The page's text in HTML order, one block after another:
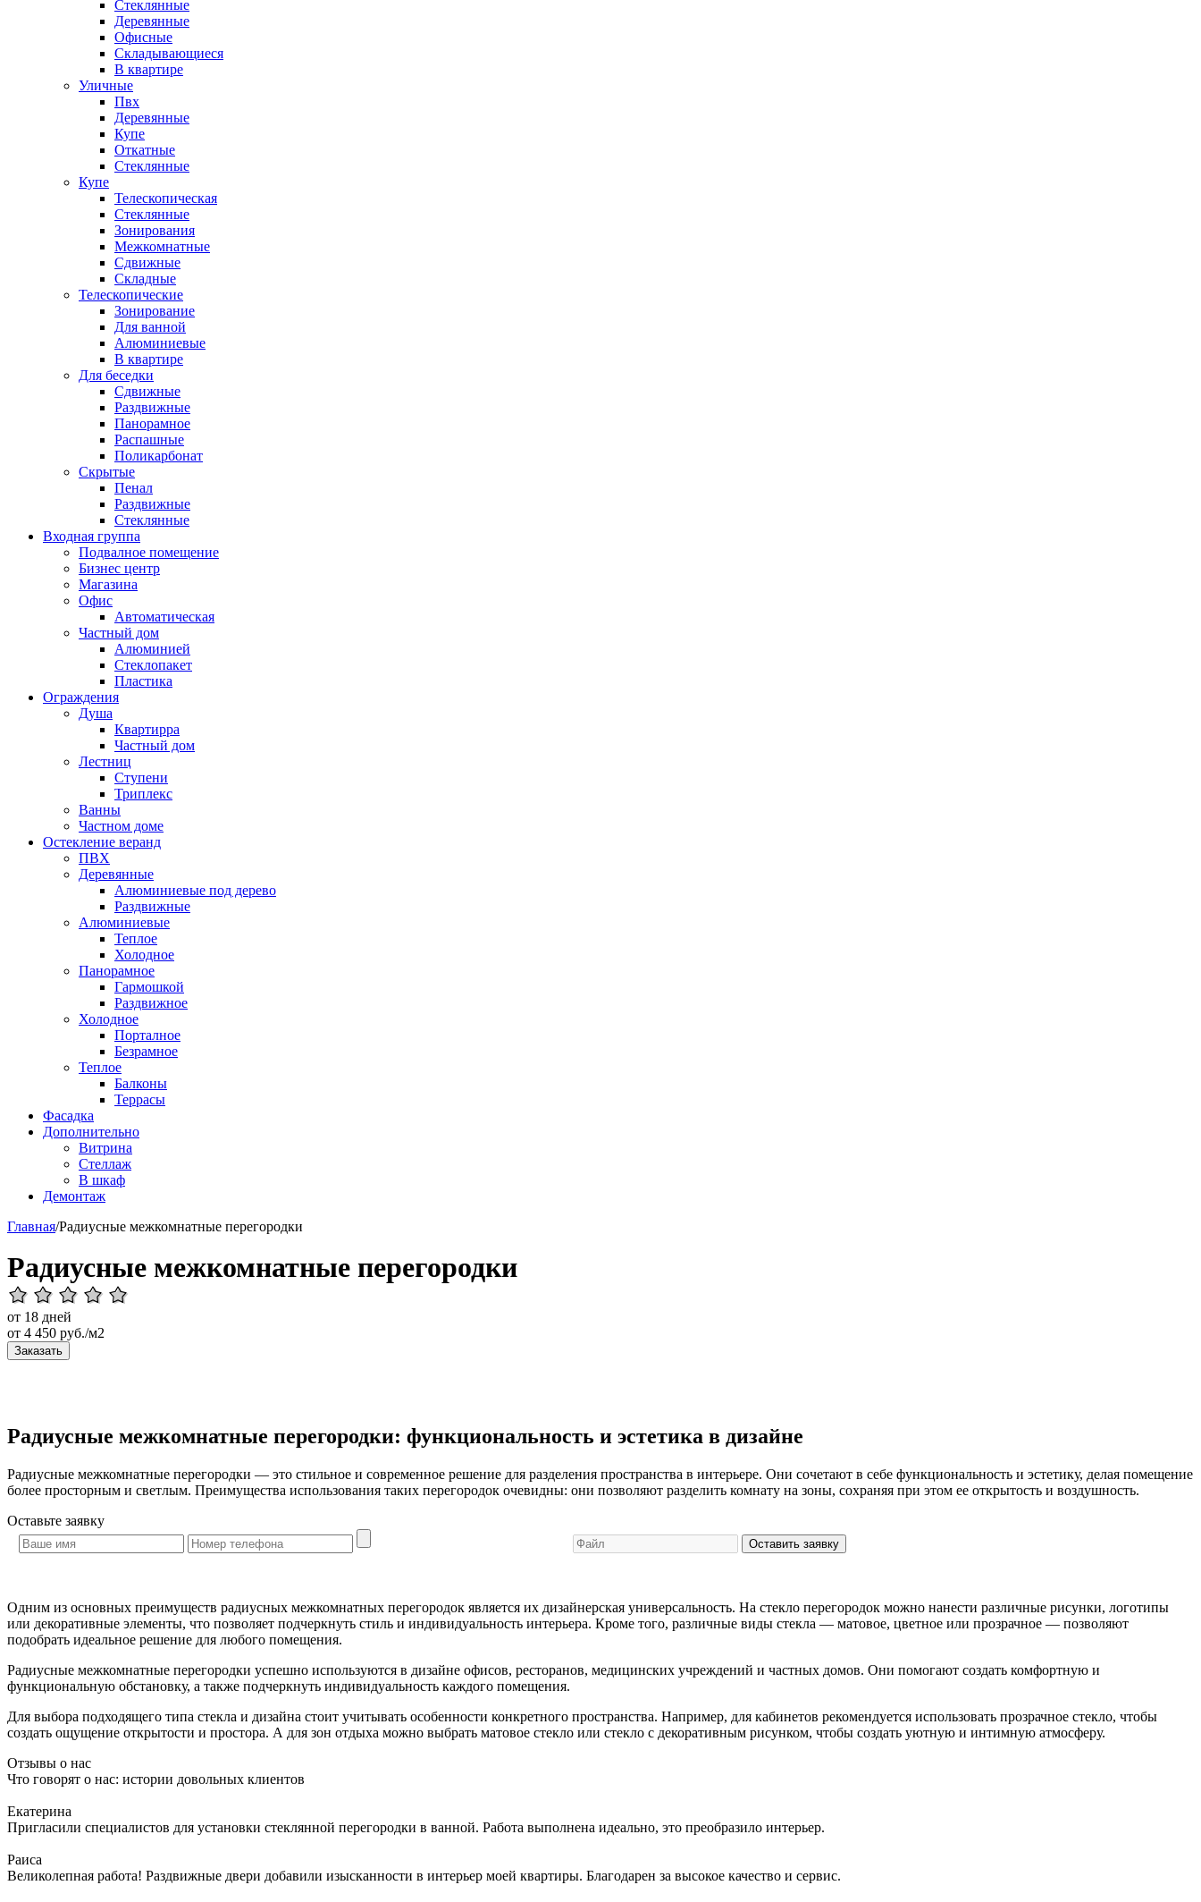
Стеклянные
Деревянные
Офисные
Складывающиеся
В квартире
Уличные
Пвх
Деревянные
Купе
Откатные
Стеклянные
Купе
Телескопическая
Стеклянные
Зонирования
Межкомнатные
Сдвижные
Складные
Телескопические
Зонирование
Для ванной
Алюминиевые
В квартире
Для беседки
Сдвижные
Раздвижные
Панорамное
Распашные
Поликарбонат
Скрытые
Пенал
Раздвижные
Стеклянные
Входная группа
Подвалное помещение
Бизнес центр
Магазина
Офис
Автоматическая
Частный дом
Алюминией
Стеклопакет
Пластика
Ограждения
Душа
Квартирра
Частный дом
Лестниц
Ступени
Триплекс
Ванны
Частном доме
Остекление веранд
ПВХ
Деревянные
Алюминиевые под дерево
Раздвижные
Алюминиевые
Теплое
Холодное
Панорамное
Гармошкой
Раздвижное
Холодное
Порталное
Безрамное
Теплое
Балконы
Террасы
Фасадка
Дополнительно
Витрина
Стеллаж
В шкаф
Демонтаж
Главная/Радиусные межкомнатные перегородки
Радиусные межкомнатные перегородки
от 18 дней
от 4 450 руб./м2
Заказать
Радиусные межкомнатные перегородки: функциональность и эстетика в дизайне
Радиусные межкомнатные перегородки — это стильное и современное решение для разделения пространства в интерьере. Они сочетают в себе функциональность и эстетику, делая помещение
более просторным и светлым. Преимущества использования таких перегородок очевидны: они позволяют разделить комнату на зоны, сохраняя при этом ее открытость и воздушность.
Оставьте заявку
Оставить заявку
Одним из основных преимуществ радиусных межкомнатных перегородок является их дизайнерская универсальность. На стекло перегородок можно нанести различные рисунки, логотипы
или декоративные элементы, что позволяет подчеркнуть стиль и индивидуальность интерьера. Кроме того, различные виды стекла — матовое, цветное или прозрачное — позволяют
подобрать идеальное решение для любого помещения.
Радиусные межкомнатные перегородки успешно используются в дизайне офисов, ресторанов, медицинских учреждений и частных домов. Они помогают создать комфортную и
функциональную обстановку, а также подчеркнуть индивидуальность каждого помещения.
Для выбора подходящего типа стекла и дизайна стоит учитывать особенности конкретного пространства. Например, для кабинетов рекомендуется использовать прозрачное стекло, чтобы
создать ощущение открытости и простора. А для зон отдыха можно выбрать матовое стекло или стекло с декоративным рисунком, чтобы создать уютную и интимную атмосферу.
Отзывы о нас
Что говорят о нас: истории довольных клиентов
Екатерина
Пригласили специалистов для установки стеклянной перегородки в ванной. Работа выполнена идеально, это преобразило интерьер.
Раиса
Великолепная работа! Раздвижные двери добавили изысканности в интерьер моей квартиры. Благодарен за высокое качество и сервис.